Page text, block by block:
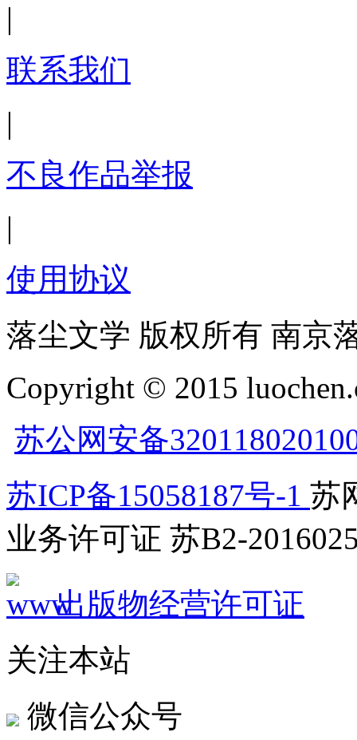
|
联系我们
|
不良作品举报
|
使用协议
落尘文学 版权所有 南京
Copyright © 2015
苏公网安备
苏ICP备15058187号-1 苏
业务许可证 苏B2-
出版物经营许可证
关注本站
微信公众号